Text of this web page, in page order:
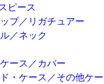
ピース
プ／リガチュアー
／ネック
ース／カバー
・ケース／その他ケ